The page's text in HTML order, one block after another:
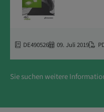
DE490526 09. Juli 2019
Sie suchen weitere